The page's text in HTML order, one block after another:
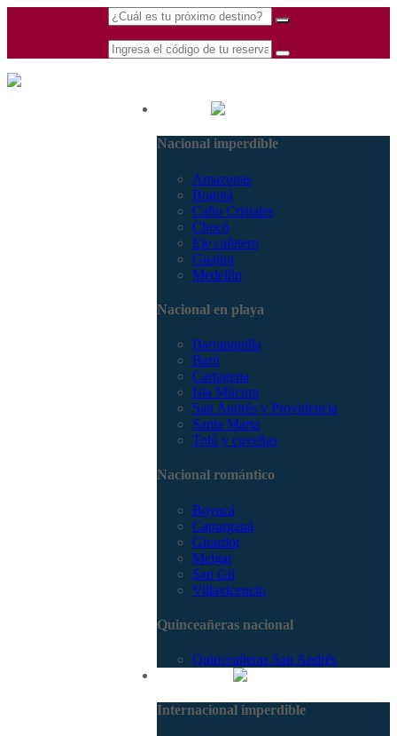
Nacional imperdible
Amazonas
Bogotá
Caño Cristales
Chocó
Eje cafetero
Guajira
Medellín
Nacional en playa
Barranquilla
Barú
Cartagena
Isla Múcura
San Andrés y Providencia
Santa Marta
Tolú y coveñas
Nacional romántico
Boyacá
Capurganá
Girardot
Melgar
San Gil
Villavicencio
Quinceañeras nacional
Quinceañeras San Andrés
Internacional imperdible